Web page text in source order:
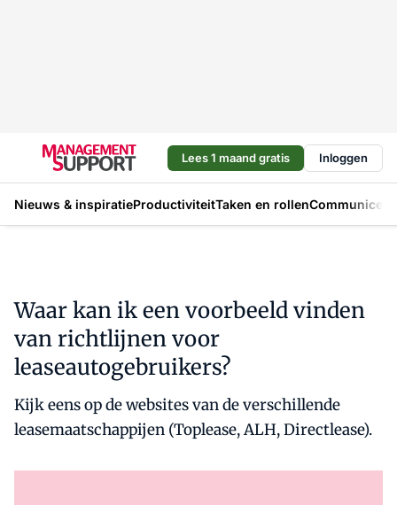
Lees 1 maand gratis Inloggen
Nieuws & inspiratieProductiviteitTaken en rollen
Waar kan ik een voorbeeld vinden
van richtlijnen voor
leaseautogebruikers?
Kijk eens op de websites van de verschillende
leasemaatschappijen (Toplease, ALH, Directlease).